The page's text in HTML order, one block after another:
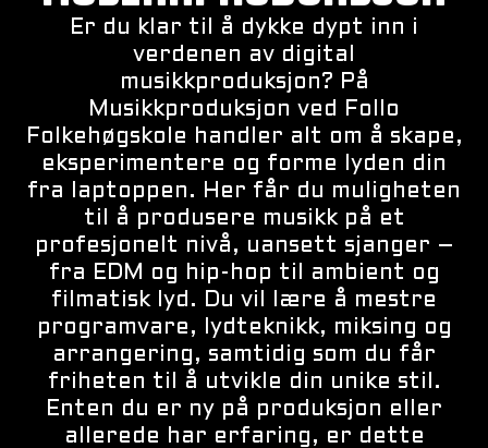
Er du klar til å dykke dypt inn i
verdenen av digital
musikkproduksjon? På
Musikkproduksjon ved Follo
Folkehøgskole handler alt om å skape,
eksperimentere og forme lyden din
fra laptoppen. Her får du muligheten
til å produsere musikk på et
profesjonelt nivå, uansett sjanger –
fra EDM og hip-hop til ambient og
filmatisk lyd. Du vil lære å mestre
programvare, lydteknikk, miksing og
arrangering, samtidig som du får
friheten til å utvikle din unike stil.
Enten du er ny på produksjon eller
allerede har erfaring, er dette